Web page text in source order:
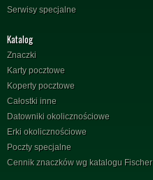
Serwisy specjalne
Katalog
Znaczki
Karty pocztowe
Koperty pocztowe
Całostki inne
Datowniki okolicznościowe
Erki okolicznościowe
Poczty specjalne
Cennik znaczków wg katalogu Fischer